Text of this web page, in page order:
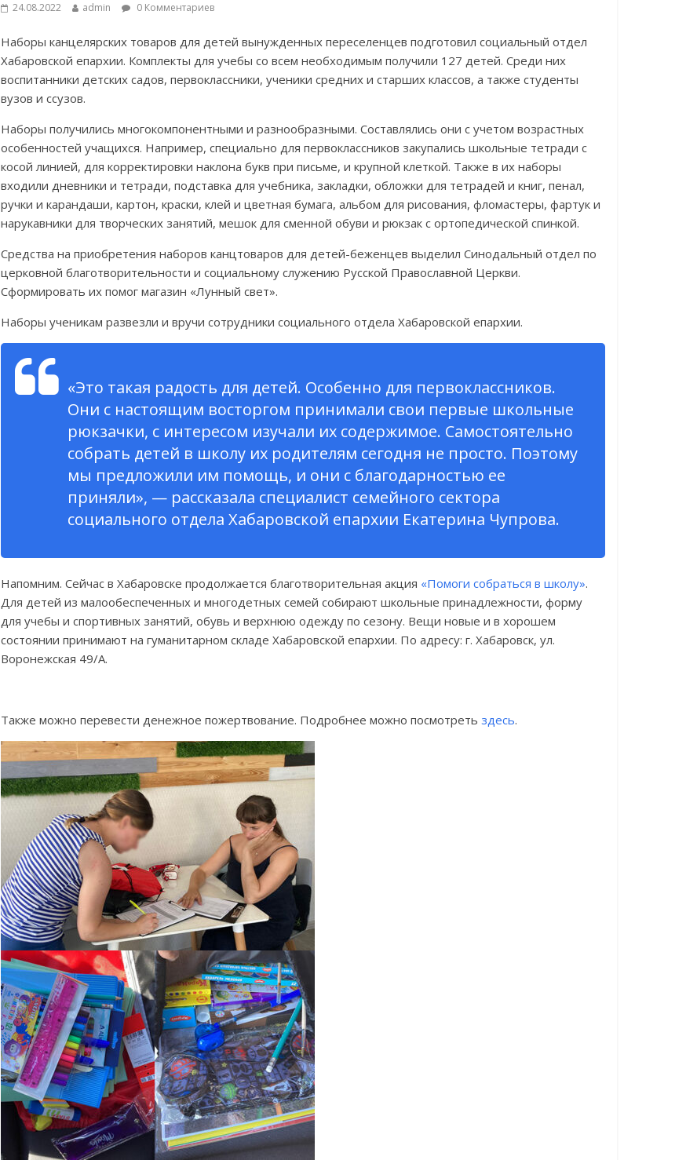
24.08.2022 admin 0 Комментариев
Наборы канцелярских товаров для детей вынужденных переселенцев подготовил социальный отдел
Хабаровской епархии. Комплекты для учебы со всем необходимым получили 127 детей. Среди них
воспитанники детских садов, первоклассники, ученики средних и старших классов, а также студенты
вузов и ссузов.
Наборы получились многокомпонентными и разнообразными. Составлялись они с учетом возрастных
особенностей учащихся. Например, специально для первоклассников закупались школьные тетради с
косой линией, для корректировки наклона букв при письме, и крупной клеткой. Также в их наборы
входили дневники и тетради, подставка для учебника, закладки, обложки для тетрадей и книг, пенал,
ручки и карандаши, картон, краски, клей и цветная бумага, альбом для рисования, фломастеры, фартук и
нарукавники для творческих занятий, мешок для сменной обуви и рюкзак с ортопедической спинкой.
Средства на приобретения наборов канцтоваров для детей-беженцев выделил Синодальный отдел по
церковной благотворительности и социальному служению Русской Православной Церкви.
Сформировать их помог магазин «Лунный свет».
Наборы ученикам развезли и вручи сотрудники социального отдела Хабаровской епархии.
«Это такая радость для детей. Особенно для первоклассников.
Они с настоящим восторгом принимали свои первые школьные
рюкзачки, с интересом изучали их содержимое. Самостоятельно
собрать детей в школу их родителям сегодня не просто. Поэтому
мы предложили им помощь, и они с благодарностью ее
приняли», — рассказала специалист семейного сектора
социального отдела Хабаровской епархии Екатерина Чупрова.
Напомним. Сейчас в Хабаровске продолжается благотворительная акция «Помоги собраться в школу».
Для детей из малообеспеченных и многодетных семей собирают школьные принадлежности, форму
для учебы и спортивных занятий, обувь и верхнюю одежду по сезону. Вещи новые и в хорошем
состоянии принимают на гуманитарном складе Хабаровской епархии. По адресу: г. Хабаровск, ул.
Воронежская 49/А.
Также можно перевести денежное пожертвование. Подробнее можно посмотреть здесь.